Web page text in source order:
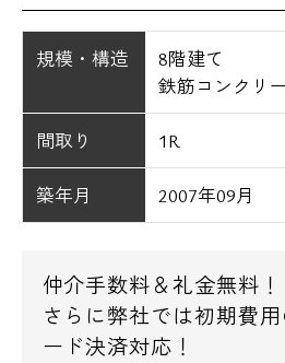
規模・構造
8階建て
鉄筋コンクリ
間取り 1R
築年月 2007年09月
仲介手数料＆礼金無料！
さらに弊社では初期費
ード決済対応！